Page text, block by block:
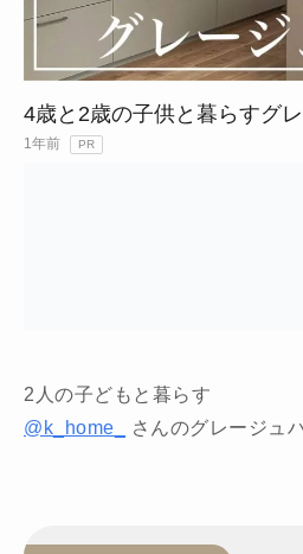
4歳と2歳の子供と暮らすグ
1年前 PR
2人の子どもと暮らす
@k_home_
さんのグレージュ